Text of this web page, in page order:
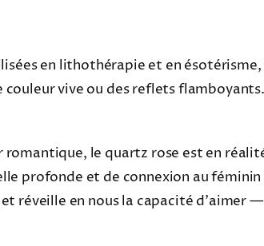
en lithothérapie et en ésotérisme,
couleur vive ou des reflets
romantique, le quartz rose est en
profonde et de connexion au
réveille en nous la capacité d’aimer